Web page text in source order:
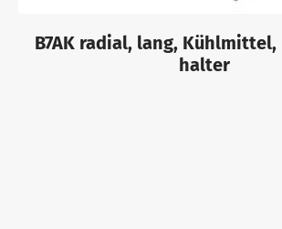
B7AK radial, lang,
halter